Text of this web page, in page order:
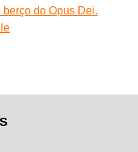
do Opus Dei.